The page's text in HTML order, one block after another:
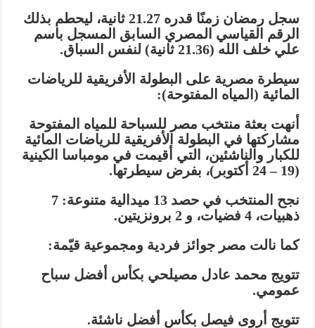
سجل رمضان زمنًا قدره 21.27 ثانية، ليحطم بذلك
الرقم القياسي المصري السابق المسجل باسم
علي خلف الله (21.36 ثانية) لنفس السباق.
سيطرة مصرية على البطولة الأفريقية للرياضات
المائية (المياه المفتوحة):
أنهت بعثة منتخب مصر للسباحة للمياه المفتوحة
مشاركتها في البطولة الأفريقية للرياضات المائية
للكبار والناشئين، التي أقيمت في مومباسا الكينية
(19 – 24 أكتوبر)، بفرض سيطرتها.
نجح المنتخب في حصد 13 ميدالية متنوعة: 7
ذهبيات، 4 فضيات، و 2 برونزيتين.
كما نالت مصر جوائز فردية ومجموعية قيّمة:
تتويج محمد عادل مصيلحي بكأس أفضل سباح
عمومي.
تتويج أروى فيصل بكأس أفضل ناشئة.